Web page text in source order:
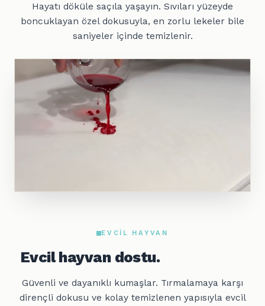
Hayatı döküle saçıla yaşayın. Sıvıları yüzeyde
boncuklayan özel dokusuyla, en zorlu lekeler bile
saniyeler içinde temizlenir.
EVCIL HAYVAN
Evcil hayvan dostu.
Güvenli ve dayanıklı kumaşlar. Tırmalamaya karşı
dirençli dokusu ve kolay temizlenen yapısıyla evcil